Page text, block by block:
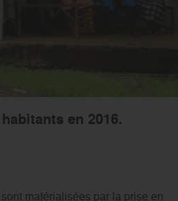
en 2016.
matérialisées par la prise en